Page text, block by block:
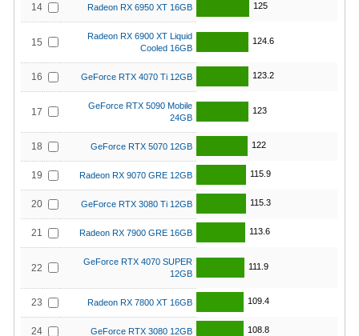
14 Radeon RX 6950 XT 16GB 125
15
Radeon RX 6900 XT Liquid
Cooled 16GB
124.6
16 GeForce RTX 4070 Ti 12GB 123.2
17
GeForce RTX 5090 Mobile
24GB
123
18 GeForce RTX 5070 12GB 122
19 Radeon RX 9070 GRE 12GB 115.9
20 GeForce RTX 3080 Ti 12GB 115.3
21 Radeon RX 7900 GRE 16GB 113.6
22
GeForce RTX 4070 SUPER
12GB
111.9
23 Radeon RX 7800 XT 16GB 109.4
24 GeForce RTX 3080 12GB 108.8